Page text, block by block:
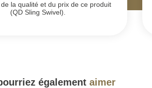
la qualité et du prix de ce produit
(QD Sling Swivel).
également aimer